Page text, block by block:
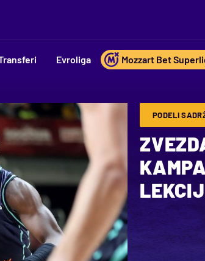
Evroliga Mozzart Bet
PODELI